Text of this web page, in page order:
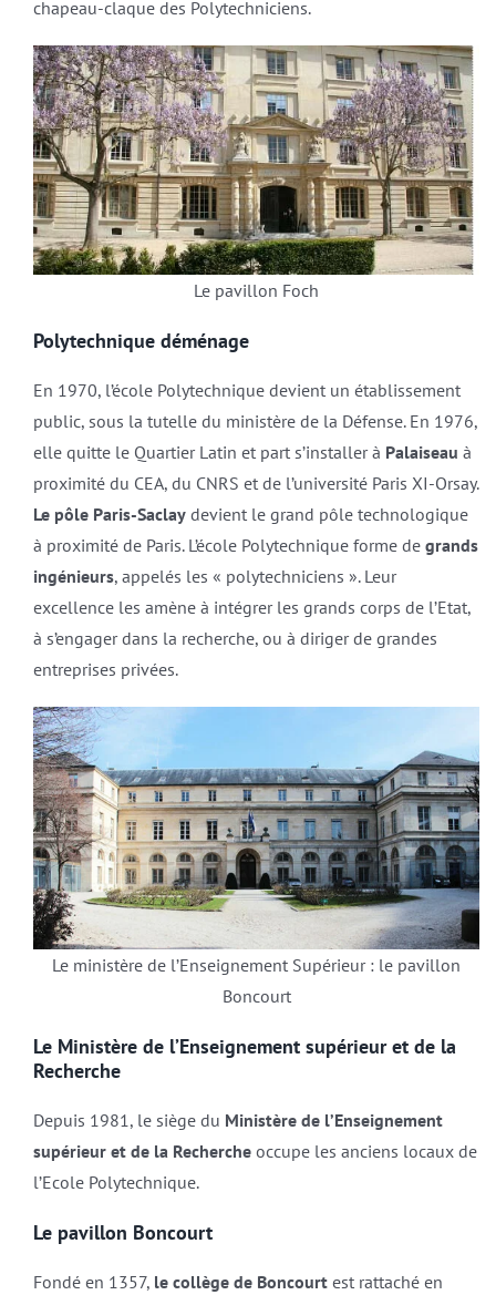
chapeau-claque des Polytechniciens.
Le pavillon Foch
Polytechnique déménage
En 1970, l’école Polytechnique devient un établissement
public, sous la tutelle du ministère de la Défense. En 1976,
elle quitte le Quartier Latin et part s’installer à Palaiseau à
proximité du CEA, du CNRS et de l’université Paris XI-Orsay.
Le pôle Paris-Saclaydevient le grand pôle technologique
à proximité de Paris. L’école Polytechnique forme de grands
ingénieurs, appelés les « polytechniciens ». Leur
excellence les amène à intégrer les grands corps de l’Etat,
à s’engager dans la recherche, ou à diriger de grandes
entreprises privées.
Le ministère de l’Enseignement Supérieur : le pavillon
Boncourt
Le Ministère de l’Enseignement supérieur et de la
Recherche
Depuis 1981, le siège du Ministère de l’Enseignement
supérieur et de la Rechercheoccupe les anciens locaux de
l’Ecole Polytechnique.
Le pavillon Boncourt
Fondé en 1357, le collège de Boncourt est rattaché en